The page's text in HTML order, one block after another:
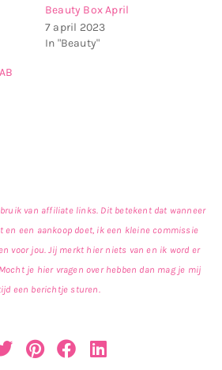
Beauty Box April
7 april 2023
In "Beauty"
van affiliate links. Dit betekent dat wanneer
een aankoop doet, ik een kleine commissie
voor jou. Jij merkt hier niets van en ik word er
je hier vragen over hebben dan mag je mij
een berichtje sturen.